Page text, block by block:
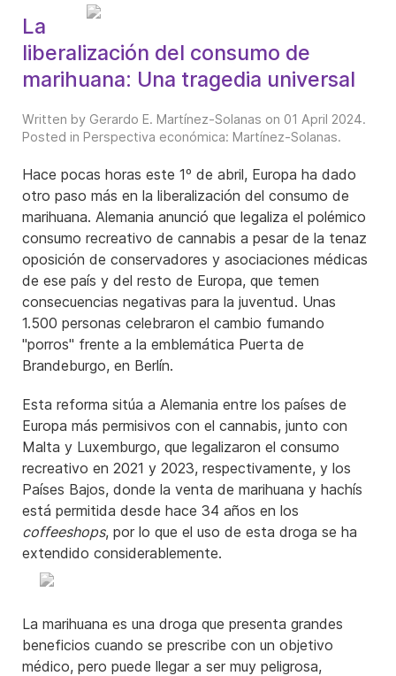
La
liberalización del consumo de
marihuana: Una tragedia universal
Written by Gerardo E. Martínez-Solanas on 01 April 2024.
Posted in Perspectiva económica: Martínez-Solanas.
Hace pocas horas este 1º de abril, Europa ha dado
otro paso más en la liberalización del consumo de
marihuana. Alemania anunció que legaliza el polémico
consumo recreativo de cannabis a pesar de la tenaz
oposición de conservadores y asociaciones médicas
de ese país y del resto de Europa, que temen
consecuencias negativas para la juventud. Unas
1.500 personas celebraron el cambio fumando
"porros" frente a la emblemática Puerta de
Brandeburgo, en Berlín.
Esta reforma sitúa a Alemania entre los países de
Europa más permisivos con el cannabis, junto con
Malta y Luxemburgo, que legalizaron el consumo
recreativo en 2021 y 2023, respectivamente, y los
Países Bajos, donde la venta de marihuana y hachís
está permitida desde hace 34 años en los
coffeeshops, por lo que el uso de esta droga se ha
extendido considerablemente.
La marihuana es una droga que presenta grandes
beneficios cuando se prescribe con un objetivo
médico, pero puede llegar a ser muy peligrosa,